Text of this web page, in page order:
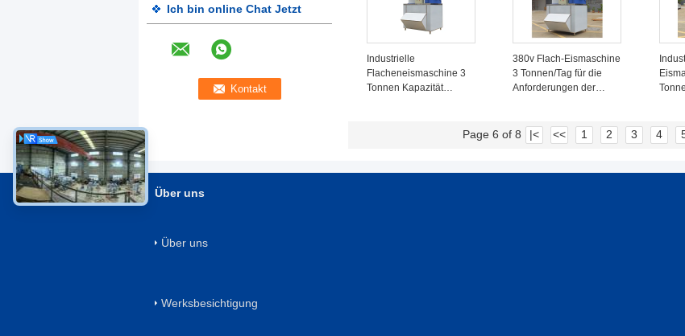
Ich bin online Chat Jetzt
Industrielle
Flacheneismaschine 3
Tonnen Kapazität
380v Flach-Eismaschine
3 Tonnen/Tag für die
Anforderungen der
Page 6 of 8 |< << 1 2 3 4
Über uns
Über uns
Werksbesichtigung